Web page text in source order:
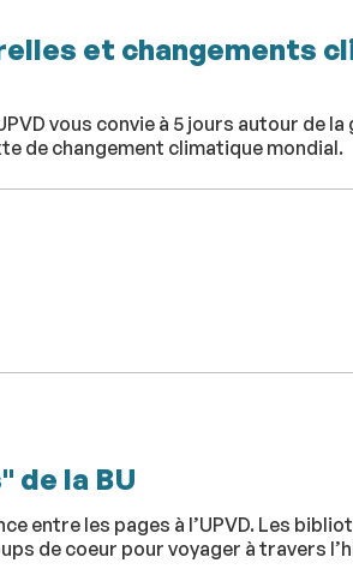
et changements
vous convie à 5 jours autour de
de changement climatique mondial.
de la BU
entre les pages à l’UPVD. Les
de coeur pour voyager à travers